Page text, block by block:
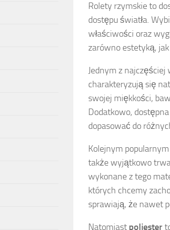
Rolety rzymskie to
dostępu światła.
właściwości oraz
zarówno estetyką,
Jednym z
charakteryzują się
swojej miękkości,
Dodatkowo,
dopasować do
Kolejnym
także wyjątkowo
wykonane z tego
których chcemy
sprawiają, że nawet
Natomiast poliester